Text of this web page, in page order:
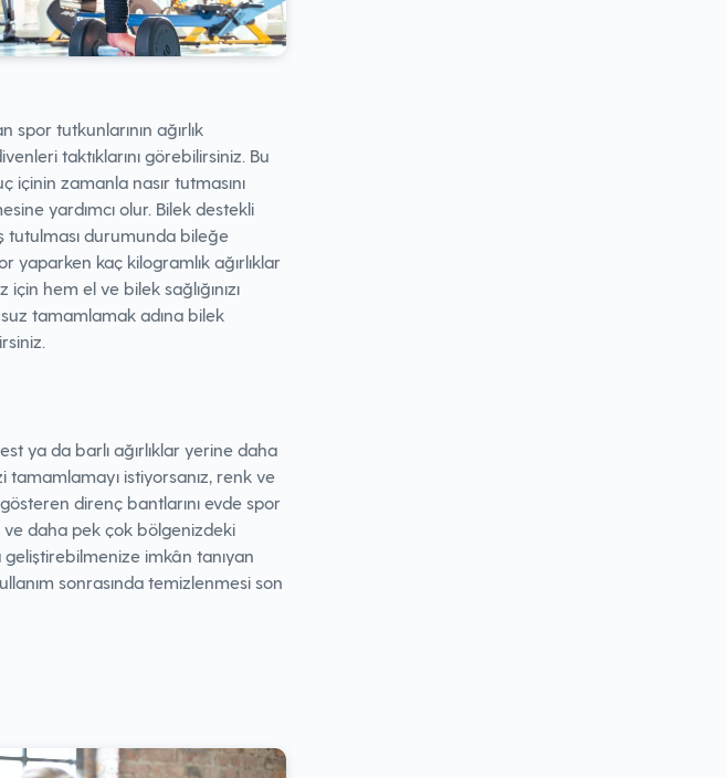
spor tutkunlarının ağırlık
taktıklarını görebilirsiniz. Bu
içinin zamanla nasır tutmasını
yardımcı olur. Bilek destekli
tutulması durumunda bileğe
yaparken kaç kilogramlık ağırlıklar
hem el ve bilek sağlığınızı
tamamlamak adına bilek
ya da barlı ağırlıklar yerine daha
istiyorsanız, renk ve
direnç bantlarını evde spor
ve daha pek çok bölgenizdeki
geliştirebilmenize imkân tanıyan
sonrasında temizlenmesi son